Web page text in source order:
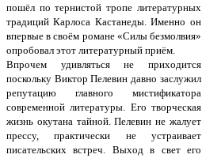
пошёл по тернистой тропе литературных
традиций Карлоса Кастанеды. Именно он
впервые в своём романе «Силы безмолвия»
опробовал этот литературный приём.
Впрочем удивляться не приходится
поскольку Виктор Пелевин давно заслужил
репутацию главного мистификатора
современной литературы. Его творческая
жизнь окутана тайной. Пелевин не жалует
прессу, практически не устраивает
писательских встреч. Выход в свет его